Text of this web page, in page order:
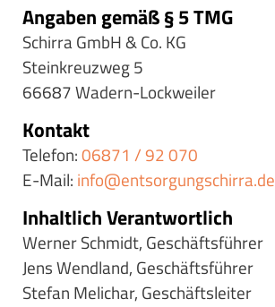
Angaben gemäß § 5 TMG
Schirra GmbH & Co. KG
Steinkreuzweg 5
66687 Wadern-Lockweiler
Kontakt
Telefon:06871 / 92 070
E-Mail: info@entsorgungschirra.de
Inhaltlich Verantwortlich
Werner Schmidt, Geschäftsführer
Jens Wendland, Geschäftsführer
Stefan Melichar, Geschäftsleiter